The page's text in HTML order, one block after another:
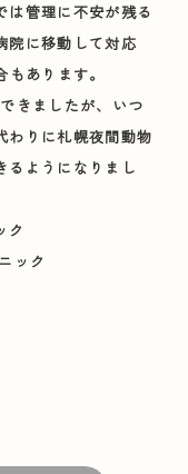
は管理に不安が残る
院に移動して対応
あります。
きましたが、いつ
わりに札幌夜間動物
るようになりまし
ク
ック